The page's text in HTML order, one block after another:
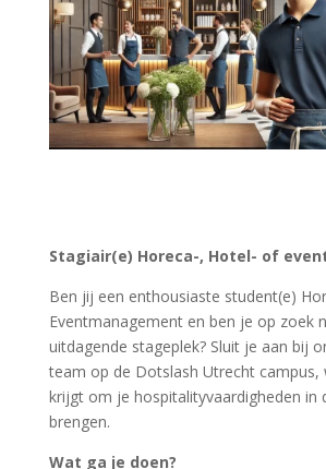
Stagiair(e) Horeca-, Hotel- of
Ben jij een enthousiaste student(e)
Eventmanagement en ben je op zoek
uitdagende stageplek? Sluit je aan bij
team op de Dotslash Utrecht campus,
krijgt om je hospitalityvaardigheden in
brengen.
Wat ga je doen?